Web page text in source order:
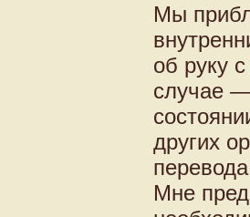
Мы
об руку
случае
других
Мне